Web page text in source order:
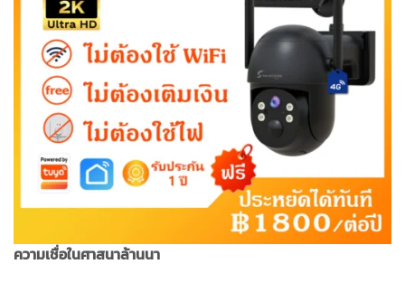
ความเชื่อในศาสนาล้านนา